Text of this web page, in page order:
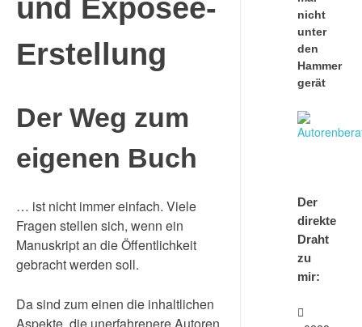
und Exposee-
Erstellung
Der Weg zum
eigenen Buch
… ist nicht immer einfach. Viele
Fragen stellen sich, wenn ein
Manuskript an die Öffentlichkeit
gebracht werden soll.
Da sind zum einen die inhaltlichen
nicht
unter
den
Hammer
gerät
Der
direkte
Draht
zu
mir: